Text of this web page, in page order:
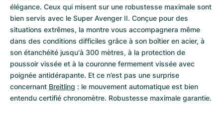
élégance. Ceux qui misent sur une robustesse maximale sont
bien servis avec le Super Avenger II. Conçue pour des
situations extrêmes, la montre vous accompagnera même
dans des conditions difficiles grâce à son boîtier en acier, à
son étanchéité jusqu'à 300 mètres, à la protection de
poussoir vissée et à la couronne fermement vissée avec
poignée antidérapante. Et ce n’est pas une surprise
concernant Breitling : le mouvement automatique est bien
entendu certifié chronomètre. Robustesse maximale garantie.